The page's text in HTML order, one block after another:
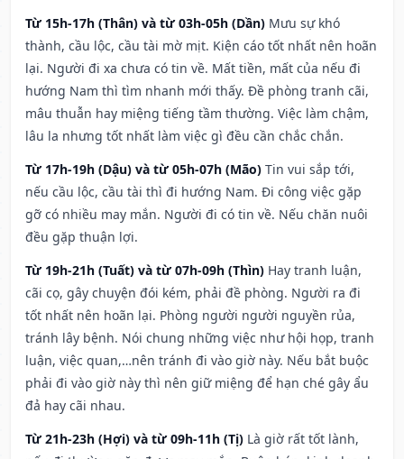
Từ 15h-17h (Thân) và từ 03h-05h (Dần) Mưu sự khó
thành, cầu lộc, cầu tài mờ mịt. Kiện cáo tốt nhất nên hoãn
lại. Người đi xa chưa có tin về. Mất tiền, mất của nếu đi
hướng Nam thì tìm nhanh mới thấy. Đề phòng tranh cãi,
mâu thuẫn hay miệng tiếng tầm thường. Việc làm chậm,
lâu la nhưng tốt nhất làm việc gì đều cần chắc chắn.
Từ 17h-19h (Dậu) và từ 05h-07h (Mão) Tin vui sắp tới,
nếu cầu lộc, cầu tài thì đi hướng Nam. Đi công việc gặp
gỡ có nhiều may mắn. Người đi có tin về. Nếu chăn nuôi
đều gặp thuận lợi.
Từ 19h-21h (Tuất) và từ 07h-09h (Thìn) Hay tranh luận,
cãi cọ, gây chuyện đói kém, phải đề phòng. Người ra đi
tốt nhất nên hoãn lại. Phòng người người nguyền rủa,
tránh lây bệnh. Nói chung những việc như hội họp, tranh
luận, việc quan,…nên tránh đi vào giờ này. Nếu bắt buộc
phải đi vào giờ này thì nên giữ miệng để hạn ché gây ẩu
đả hay cãi nhau.
Từ 21h-23h (Hợi) và từ 09h-11h (Tị) Là giờ rất tốt lành,